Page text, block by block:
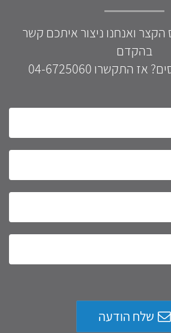
ואנחנו ניצור איתכם קשר
בהקדם
התקשרו 04-6725060
שלח הודעה